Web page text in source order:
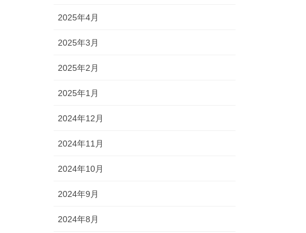
2025年4月
2025年3月
2025年2月
2025年1月
2024年12月
2024年11月
2024年10月
2024年9月
2024年8月